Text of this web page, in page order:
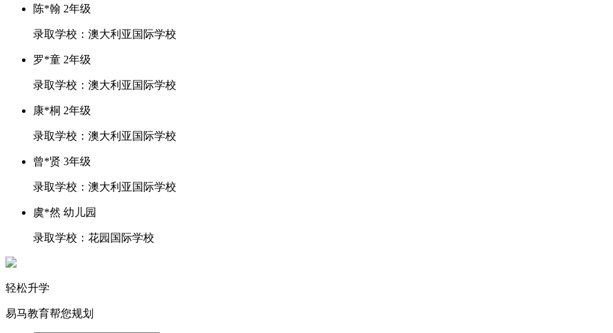
陈*翰 2年级
录取学校：澳大利亚国际学校
罗*童 2年级
录取学校：澳大利亚国际学校
康*桐 2年级
录取学校：澳大利亚国际学校
曾*贤 3年级
录取学校：澳大利亚国际学校
虞*然 幼儿园
录取学校：花园国际学校
轻松升学
易马教育帮您规划